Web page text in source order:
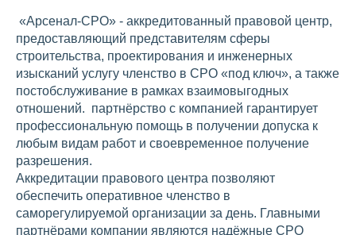
«Арсенал-СРО» - аккредитованный правовой центр,
предоставляющий представителям сферы
строительства, проектирования и инженерных
изысканий услугу членство в СРО «под ключ», а также
постобслуживание в рамках взаимовыгодных
отношений. партнёрство с компанией гарантирует
профессиональную помощь в получении допуска к
любым видам работ и своевременное получение
разрешения.
Аккредитации правового центра позволяют
обеспечить оперативное членство в
саморегулируемой организации за день. Главными
партнёрами компании являются надёжные СРО